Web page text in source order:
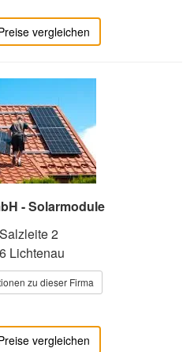
vergleichen
- Solarmodule
2
Lichtenau
zu dieser Firma
vergleichen